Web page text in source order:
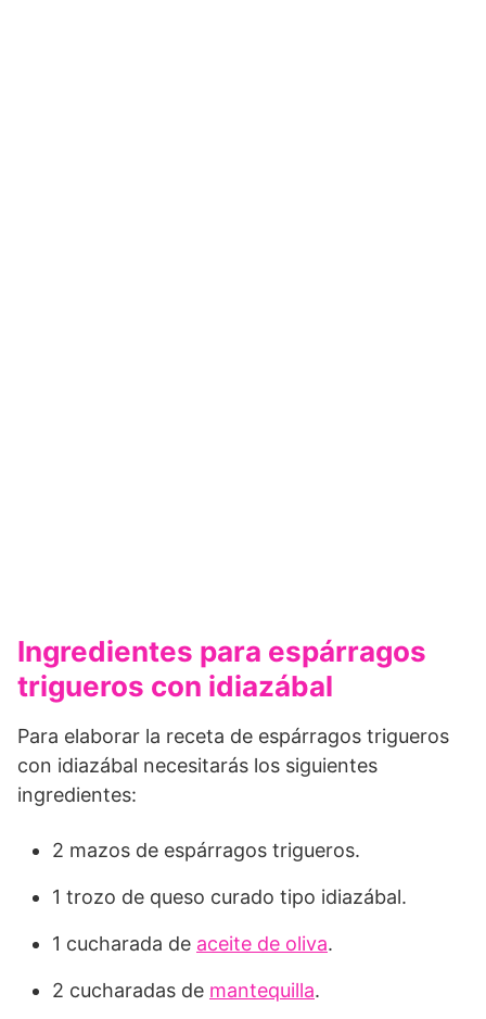
Ingredientes para espárragos
trigueros con idiazábal
Para elaborar la receta de espárragos trigueros
con idiazábal necesitarás los siguientes
ingredientes:
2 mazos de espárragos trigueros.
1 trozo de queso curado tipo idiazábal.
1 cucharada de aceite de oliva.
2 cucharadas de mantequilla.